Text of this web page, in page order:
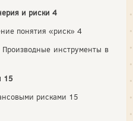
и риски 4
понятия «риск» 4
инструменты в
15
рисками 15